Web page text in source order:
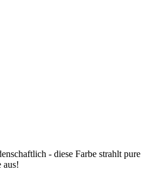
- diese Farbe strahlt pure
aus!